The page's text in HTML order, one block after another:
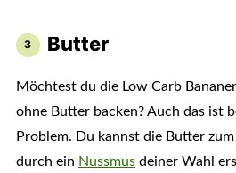
Butter
Möchtest du die Low Carb
ohne Butter backen? Auch das ist
Problem. Du kannst die Butter
durch ein Nussmusdeiner Wahl